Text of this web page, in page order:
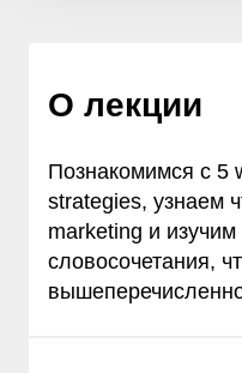
О лекции
Познакомимся с 5
strategies, узнаем
marketing и
словосочетания,